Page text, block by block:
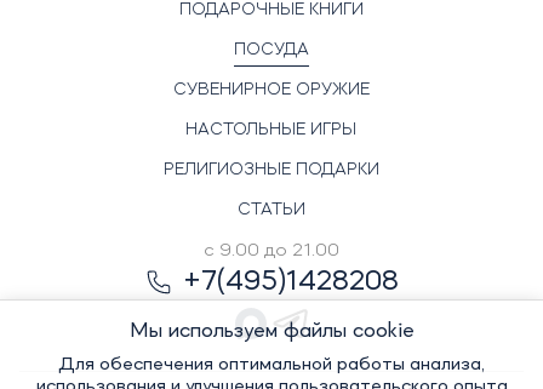
ПОДАРОЧНЫЕ КНИГИ
ПОСУДА
СУВЕНИРНОЕ ОРУЖИЕ
НАСТОЛЬНЫЕ ИГРЫ
РЕЛИГИОЗНЫЕ ПОДАРКИ
СТАТЬИ
с 9.00 до 21.00
+7(495)1428208
Мы используем файлы cookie
Для обеспечения оптимальной работы анализа,